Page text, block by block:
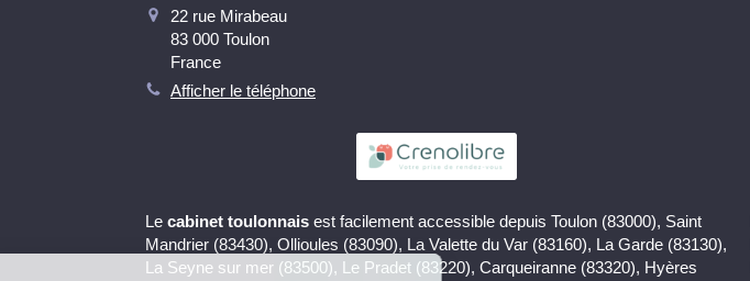
22 rue Mirabeau
83 000 Toulon
France
Afficher le téléphone
Le cabinet toulonnais est facilement accessible depuis Toulon (83000), Saint
Mandrier (83430), Ollioules (83090), La Valette du Var (83160), La Garde (83130),
La Seyne sur mer (83500), Le Pradet (83220), Carqueiranne (83320), Hyères
Continuer sans accepter